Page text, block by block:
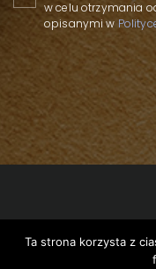
w celu otrzymania
opisanymi w
Ta strona korzysta z